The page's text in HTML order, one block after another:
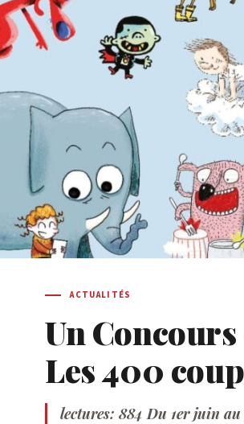
ACTUALITÉS
Un
Les 400
lectures: 884 Du 1er juin